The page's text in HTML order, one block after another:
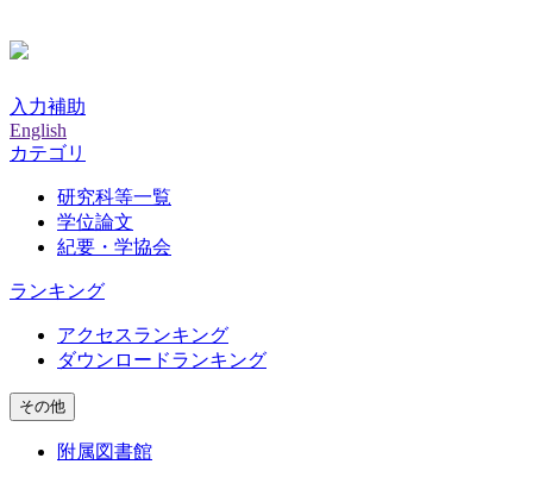
入力補助
English
カテゴリ
研究科等一覧
学位論文
紀要・学協会
ランキング
アクセスランキング
ダウンロードランキング
その他
附属図書館